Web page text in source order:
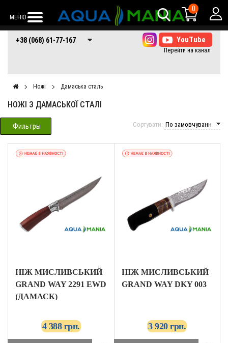
МЕНЮ
0
+38 (068) 61-77-
167
+38 (066) 61-77-+38 (073) 61-77-
167
+38 (068) 61-77-167
Ножі Дамаська сталь
НОЖІ З ДАМАСЬКОЇ СТАЛІ
Сортувати:
Фильтры
НІЖ МИСЛИВСЬКИЙ
GRAND WAY 2291 EWD
(ДАМАСК)
4 388 грн.
НІЖ МИСЛИВСЬКИЙ
GRAND WAY DKY 003
3 920 грн.